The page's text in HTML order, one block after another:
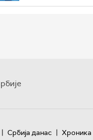
| Србија данас | Хроника